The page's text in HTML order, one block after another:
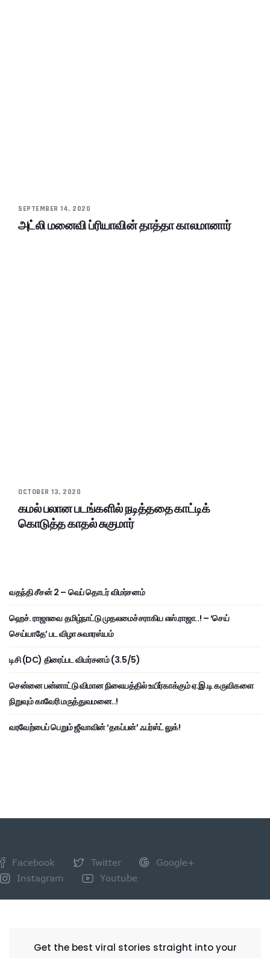
SEPTEMBER 14, 2020
அட்லி மனைவி ப்ரியாவின் தாத்தா காலமானார்
OCTOBER 13, 2020
கமல் பலான படங்களில் நடித்ததை காட்டிக்
கொடுத்த காதல் சுகுமார்
வதந்தி சீசன் 2 – வெப் தொடர் விமர்சனம்
ஹெச். ராஜாவை தமிழ்நாட்டு முதலமைச்சராகிய எஸ்.ராஜா..! – ‘செய்
செய்யாதே’ பட விழா சுவாரஸ்யம்
டிசி (DC) திரைப்பட விமர்சனம் (3.5/5)
சென்னை பன்னாட்டு விமான நிலையத்தில் உயிர்காக்கும் ஏ.இ.டி கருவிகளை
நிறுவும் காவேரி மருத்துவமனை..!
வரவேற்பைப் பெறும் ஜீவாவின் ‘தகப்பன்’ ஃபர்ஸ்ட் லுக்!
Facebook Twitter
Google+
Instagram
Youtube
Get the best viral stories straight into your